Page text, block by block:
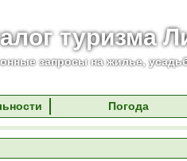
туризма
запросы на жилье,
Погода